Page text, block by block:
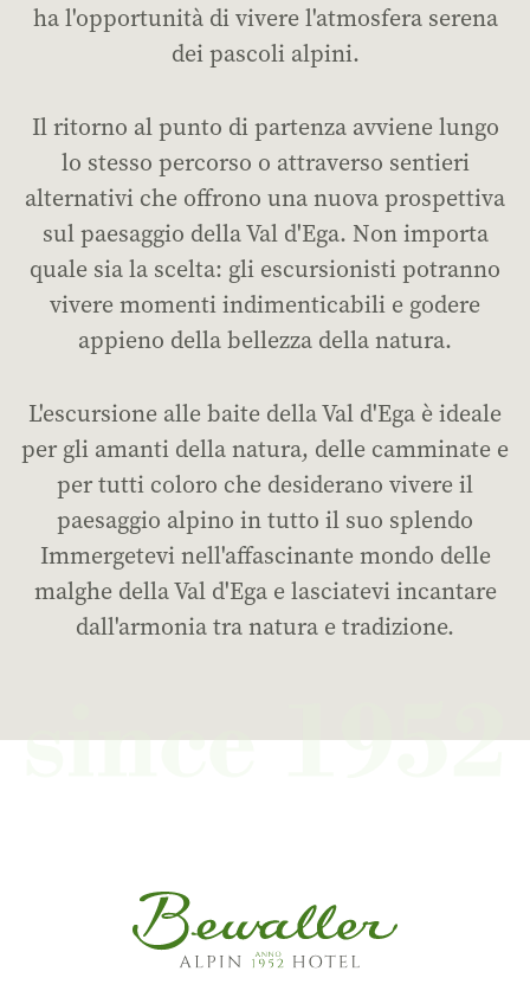
ha l'opportunità di vivere l'atmosfera serena
dei pascoli alpini.
Il ritorno al punto di partenza avviene lungo
lo stesso percorso o attraverso sentieri
alternativi che offrono una nuova prospettiva
sul paesaggio della Val d'Ega. Non importa
quale sia la scelta: gli escursionisti potranno
vivere momenti indimenticabili e godere
appieno della bellezza della natura.
L'escursione alle baite della Val d'Ega è ideale
per gli amanti della natura, delle camminate e
per tutti coloro che desiderano vivere il
paesaggio alpino in tutto il suo splendo
Immergetevi nell'affascinante mondo delle
malghe della Val d'Ega e lasciatevi incantare
dall'armonia tra natura e tradizione.